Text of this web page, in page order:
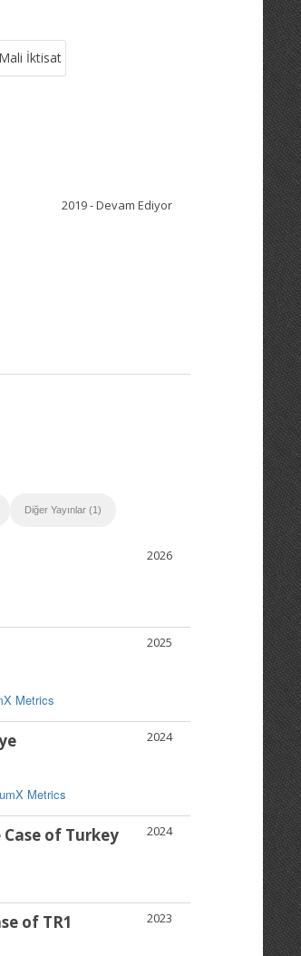
Mali İktisat
2019 - Devam Ediyor
Diğer Yayınlar (1)
2026
2025
Metrics
2024
Metrics
2024
of Turkey
2023
of TR1